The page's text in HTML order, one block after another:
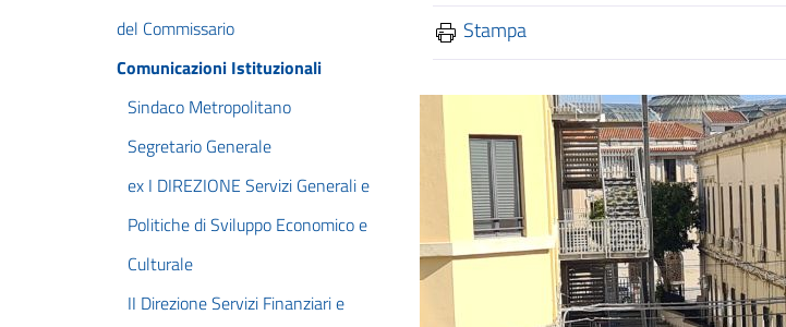
del Commissario
Comunicazioni Istituzionali
Sindaco Metropolitano
Segretario Generale
ex I DIREZIONE Servizi Generali e
Politiche di Sviluppo Economico e
Culturale
II Direzione Servizi Finanziari e
Stampa